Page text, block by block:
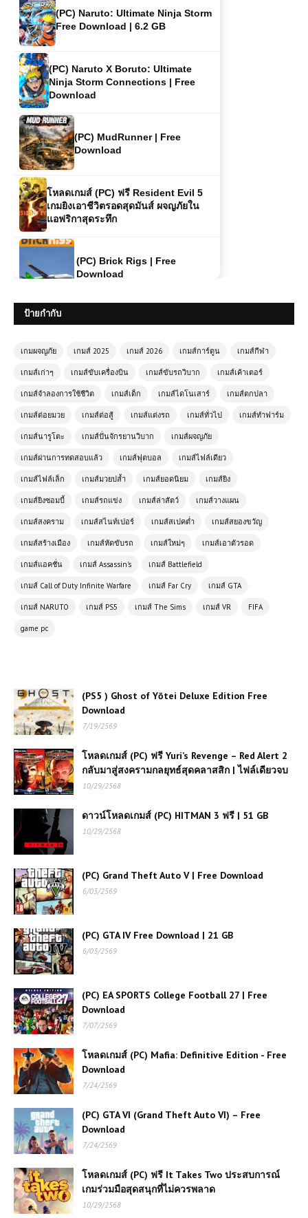
(PC) Naruto X Boruto: Ultimate
Ninja Storm Connections | Free
Download
(PC) MudRunner | Free
Download
โหลดเกมส์ (PC) ฟรี Resident Evil 5
เกมยิงเอาชีวิตรอดสุดมันส์ ผจญภัยใน
แอฟริกาสุดระทึก
(PC) Brick Rigs | Free
Download
(PC) Yakuza 3 Remastered Free
Download
(PC) Kerbal Space Program 2 |
(PC) Call of Duty: Modern
Warfare II | Free Download
Free Download
7 | Free Download
Creed Unity | Free Download
โหลดเกมส์ (PC) ฟรี UMIGARI | ウミガ
โหลดเกมส์ (PC) ฟรี Mafia The Old
Country การกลับมาของความมืดมนใน
โลกใต้ดิน Free Download
(PC) The Arrival Free
Download
โหลดเกมส์ (PC) ฟรี Total War
WARHAMMER II เกมกลยุทธ์ที่ได้รับ
ความนิยมสูงสุด
โหลดเกมส์ (PC) ฟรี Forza Horizon 6
ล่าสุด 2026 การเดินทางครั้งใหม่สู่แดน
อาทิตย์อุทัย
(PC) Farmer’s Life เกมจำลอง
ชีวิตชาวนา
โหลดเกมส์ (PC) Assassin's Creed
IV Black Flag | Free Download
(PC) Farm Together | Free
Download
โหลดเกมส์ (PC) ฟรี Assassin’s
Creed Origins | Free Download
(PC) One Piece Pirate Warriors 4
| Free Download
ป้ายกำกับ
เกมผจญภัย เกมส์ 2025 เกมส์ 2026 เกมส์การ์ตูน เกมส์กีฬา
เกมส์เก่าๆ เกมส์ขับเครื่องบิน เกมส์ขับรถวิบาก เกมส์เค้าเตอร์
เกมส์จำลองการใช้ชีวิต เกมส์เด็ก เกมส์ไดโนเสาร์ เกมส์ตกปลา
เกมส์ต่อยมวย เกมส์ต่อสู้ เกมส์แต่งรถ เกมส์ทั่วไป เกมส์ทำฟาร์ม
เกมส์นารูโตะ เกมส์ปั่นจักรยานวิบาก เกมส์ผจญภัย
เกมส์ผ่านการทดสอบแล้ว เกมส์ฟุตบอล เกมส์ไฟล์เดียว
เกมส์ไฟล์เล็ก เกมส์มวยปล้ำ เกมส์ยอดนิยม เกมส์ยิง
เกมส์ยิงซอมบี้ เกมส์รถแข่ง เกมส์ล่าสัตว์ เกมส์วางแผน
เกมส์สงคราม เกมส์สไนท์เปอร์ เกมส์สเปคต่ำ เกมส์สยองขวัญ
เกมส์สร้างเมือง เกมส์หัดขับรถ เกมส์ใหม่ๆ เกมส์เอาตัวรอด
เกมส์แอคชั่น เกมส์ Assassin's เกมส์ Battlefield
เกมส์ Call of Duty Infinite Warfare เกมส์ Far Cry เกมส์ GTA
เกมส์ NARUTO เกมส์ PS5 เกมส์ The Sims เกมส์ VR FIFA
game pc
(PS5 ) Ghost of Yōtei Deluxe Edition Free
Download
7/19/2569
โหลดเกมส์ (PC) ฟรี Yuri’s Revenge – Red Alert 2
กลับมาสู่สงครามกลยุทธ์สุดคลาสสิก | ไฟล์เดียวจบ
10/29/2568
ดาวน์โหลดเกมส์ (PC) HITMAN 3 ฟรี | 51 GB
10/29/2568
(PC) Grand Theft Auto V | Free Download
6/03/2569
(PC) GTA IV Free Download | 21 GB
6/03/2569
(PC) EA SPORTS College Football 27 | Free
Download
7/07/2569
โหลดเกมส์ (PC) Mafia: Definitive Edition - Free
Download
7/24/2569
(PC) GTA VI (Grand Theft Auto VI) – Free
Download
7/24/2569
โหลดเกมส์ (PC) ฟรี It Takes Two ประสบการณ์
เกมร่วมมือสุดสนุกที่ไม่ควรพลาด
10/29/2568